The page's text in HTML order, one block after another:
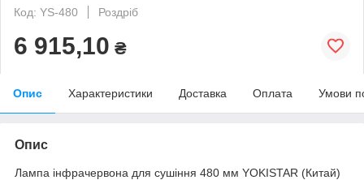
Код: YS-480
Роздріб
6 915,10 ₴
Опис Характеристики Доставка Оплата Умови
Опис
Лампа інфрачервона для сушіння 480 мм YOKISTAR (Китай)